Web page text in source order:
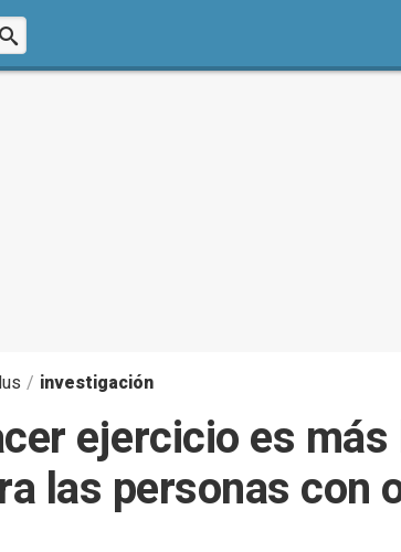
/ investigación
ejercicio es
las personas con